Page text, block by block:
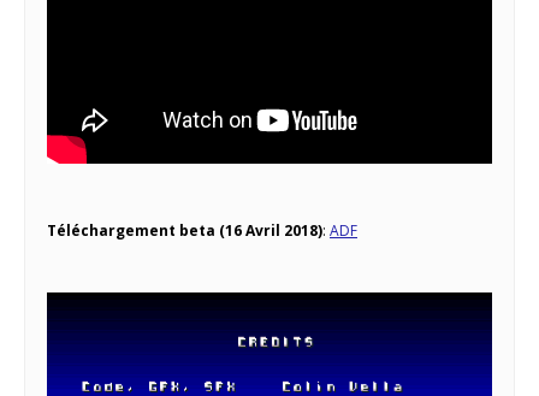
Téléchargement beta (16 Avril 2018): ADF